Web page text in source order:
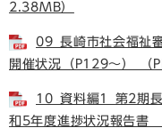
2.38MB）
09_長崎市社会福祉
開催状況（P129～） （
10_資料編1_第2期
和5年度進捗状況報告書